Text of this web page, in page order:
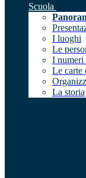
Scuola
I luoghi
Le
I numeri
Le carte
La storia